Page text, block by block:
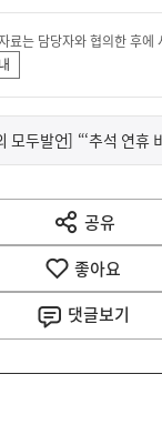
료는 담당자와 협의한 후에
공유
열
기
좋아요
댓글보기